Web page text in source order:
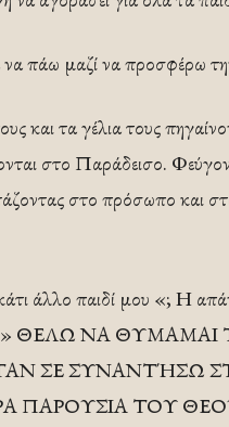
να πάω μαζί να προσφέρω
και τα γέλια τους
στο Παράδεισο.
στο πρόσωπο και
άλλο παιδί μου «; Η
ΘΕΛΩ ΝΑ
ΣΕ ΣΥΝΑΝΤΉΣΩ
ΠΑΡΟΥΣΙΑ ΤΟΥ